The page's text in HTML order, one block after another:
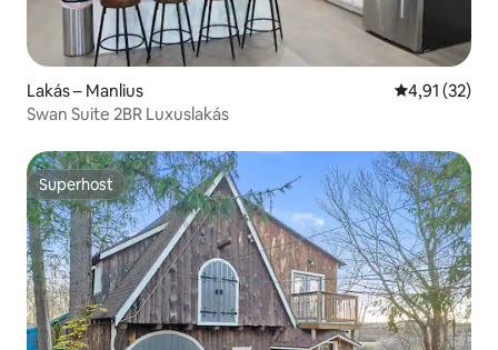
Lakás – Manlius Átlagos
4,91 (32)
Swan Suite 2BR Luxuslakás
Superhost
Superhost